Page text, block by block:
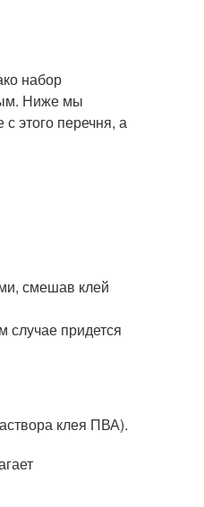
набор
Ниже мы
этого перечня, а
смешав клей
случае придется
клея ПВА).